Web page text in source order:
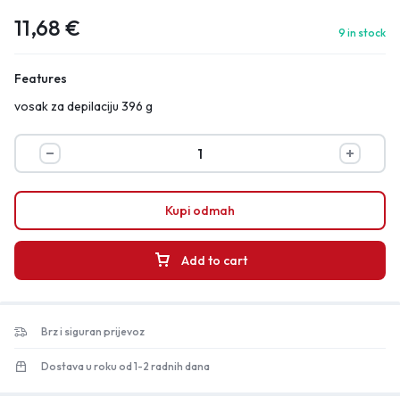
11,68 € 9 in stock
Features
vosak za depilaciju 396 g
Add to cart
Kupi odmah
Brz i siguran prijevoz
Dostava u roku od 1-2 radnih dana